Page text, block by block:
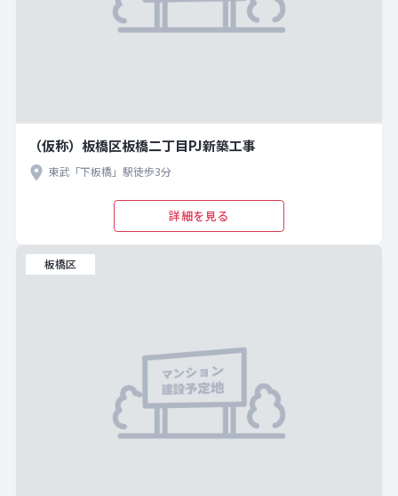
（仮称）板橋区板橋二丁目PJ新築工事
東武「下板橋」駅徒歩3分
詳細を見る
板橋区